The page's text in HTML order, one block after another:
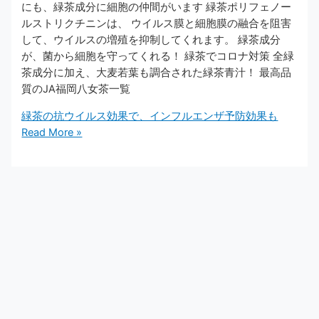
にも、緑茶成分に細胞の仲間がいます 緑茶ポリフェノー
ルストリクチニンは、 ウイルス膜と細胞膜の融合を阻害
して、ウイルスの増殖を抑制してくれます。 緑茶成分
が、菌から細胞を守ってくれる！ 緑茶でコロナ対策 全緑
茶成分に加え、大麦若葉も調合された緑茶青汁！ 最高品
質のJA福岡八女茶一覧
緑茶の抗ウイルス効果で、インフルエンザ予防効果も
Read More »